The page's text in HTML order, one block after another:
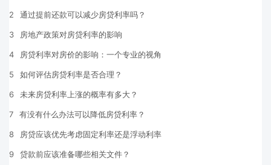
2 通过提前还款可以减少房贷利率吗？
3 房地产政策对房贷利率的影响
4 房贷利率对房价的影响：一个专业的视角
5 如何评估房贷利率是否合理？
6 未来房贷利率上涨的概率有多大？
7 有没有什么办法可以降低房贷利率？
8 房贷应该优先考虑固定利率还是浮动利率
9 贷款前应该准备哪些相关文件？